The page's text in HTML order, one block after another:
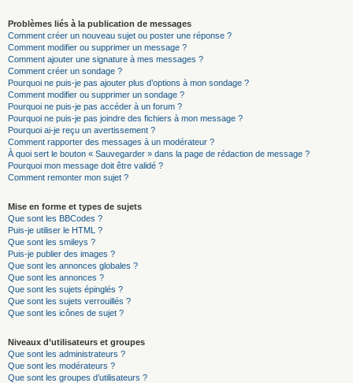
Problèmes liés à la publication de messages
Comment créer un nouveau sujet ou poster une réponse ?
Comment modifier ou supprimer un message ?
Comment ajouter une signature à mes messages ?
Comment créer un sondage ?
Pourquoi ne puis-je pas ajouter plus d’options à mon sondage ?
Comment modifier ou supprimer un sondage ?
Pourquoi ne puis-je pas accéder à un forum ?
Pourquoi ne puis-je pas joindre des fichiers à mon message ?
Pourquoi ai-je reçu un avertissement ?
Comment rapporter des messages à un modérateur ?
À quoi sert le bouton « Sauvegarder » dans la page de rédaction de message ?
Pourquoi mon message doit être validé ?
Comment remonter mon sujet ?
Mise en forme et types de sujets
Que sont les BBCodes ?
Puis-je utiliser le HTML ?
Que sont les smileys ?
Puis-je publier des images ?
Que sont les annonces globales ?
Que sont les annonces ?
Que sont les sujets épinglés ?
Que sont les sujets verrouillés ?
Que sont les icônes de sujet ?
Niveaux d’utilisateurs et groupes
Que sont les administrateurs ?
Que sont les modérateurs ?
Que sont les groupes d’utilisateurs ?